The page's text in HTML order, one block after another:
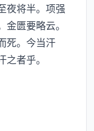
将半。项强
匮要略云。
死。今当汗
者乎。